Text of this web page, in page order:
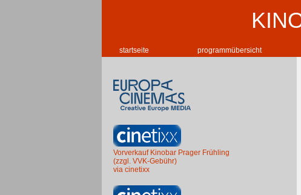
startseite programmübersicht
Vorverkauf Kinobar Prager Frühling
(zzgl. VVK-Gebühr)
via cinetixx